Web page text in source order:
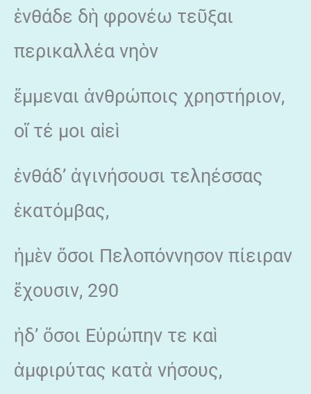
ἐνθάδε δὴ φρονέω τεῦξαι
περικαλλέα νηὸν
ἔμμεναι ἀνθρώποις χρηστήριον,
οἵ τέ μοι αἰεὶ
ἐνθάδ’ ἀγινήσουσι τεληέσσας
ἑκατόμβας,
ἠμὲν ὅσοι Πελοπόννησον πίειραν
ἔχουσιν, 290
ἠδ’ ὅσοι Εὐρώπην τε καὶ
ἀμφιρύτας κατὰ νήσους,